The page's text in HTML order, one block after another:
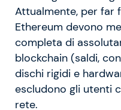
Attualmente, per far
Ethereum devono
completa di
blockchain (saldi,
dischi rigidi e
escludono gli utenti
rete.